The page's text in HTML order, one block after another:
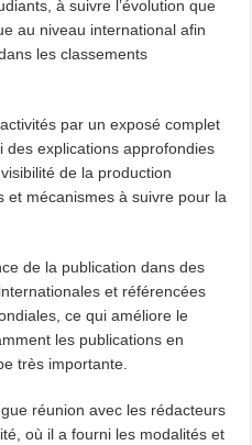
à suivre l’évolution que
au niveau international afin
les classements
par un exposé complet
des explications approfondies
de la production
et mécanismes à suivre pour la
de la publication dans des
et référencées
ce qui améliore le
les publications en
très importante.
réunion avec les rédacteurs
où il a fourni les modalités et